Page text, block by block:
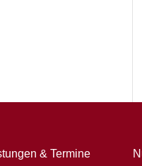
& Termine